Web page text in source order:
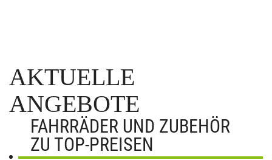
AKTUELLE
ANGEBOTE
FAHRRÄDER UND ZUBEHÖR
ZU TOP-PREISEN